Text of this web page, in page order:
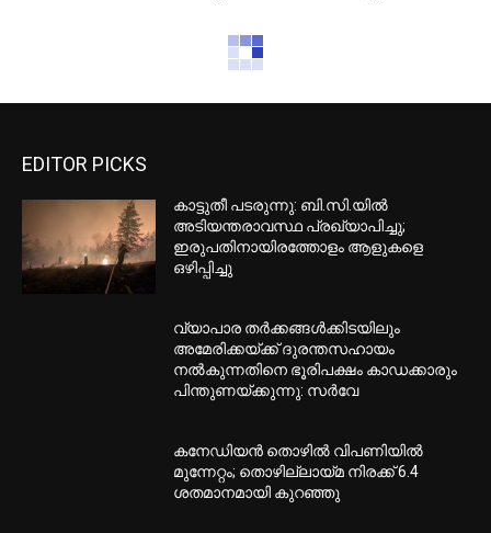
EDITOR PICKS
കാട്ടുതീ പടരുന്നു: ബി.സി.യില്‍
അടിയന്തരാവസ്ഥ പ്രഖ്യാപിച്ചു;
ഇരുപതിനായിരത്തോളം ആളുകളെ
ഒഴിപ്പിച്ചു
വ്യാപാര തര്‍ക്കങ്ങള്‍ക്കിടയിലും
അമേരിക്കയ്ക്ക് ദുരന്തസഹായം
നല്‍കുന്നതിനെ ഭൂരിപക്ഷം കാഡക്കാരും
പിന്തുണയ്ക്കുന്നു: സര്‍വേ
കനേഡിയന്‍ തൊഴില്‍ വിപണിയില്‍
മുന്നേറ്റം; തൊഴില്ലായ്മ നിരക്ക് 6.4
ശതമാനമായി കുറഞ്ഞു